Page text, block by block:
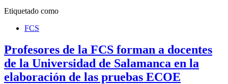
Etiquetado como
FCS
Profesores de la FCS forman a docentes
de la Universidad de Salamanca en la
elaboración de las pruebas ECOE